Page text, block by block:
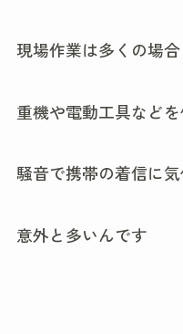
現場作業は多くの場合
重機や電動工具など
騒音で携帯の着信に
意外と多いんです